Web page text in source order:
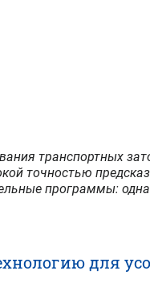
транспортных
точностью
программы:
для